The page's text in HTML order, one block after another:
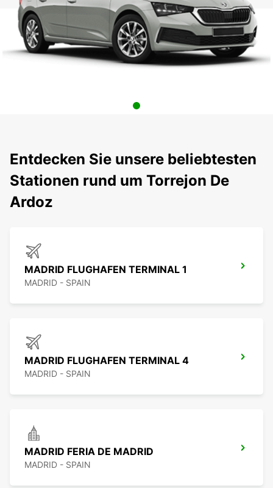
Entdecken Sie unsere beliebtesten
Stationen rund um Torrejon De
Ardoz
MADRID FLUGHAFEN TERMINAL 1
MADRID - SPAIN
MADRID FLUGHAFEN TERMINAL 4
MADRID - SPAIN
MADRID FERIA DE MADRID
MADRID - SPAIN